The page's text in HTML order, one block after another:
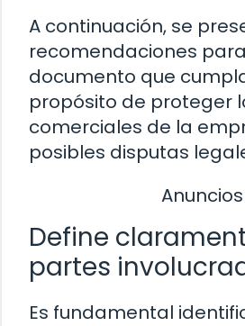
A continuación, se
recomendaciones
documento que
propósito de proteger
comerciales de la
posibles disputas
Anuncios
Define
partes
Es fundamental